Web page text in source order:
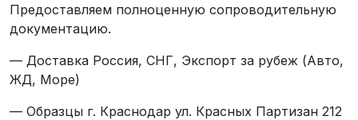
Предоставляем полноценную сопроводительную
документацию.
— Доставка Россия, СНГ, Экспорт за рубеж (Авто,
ЖД, Море)
— Образцы г. Краснодар ул. Красных Партизан 212